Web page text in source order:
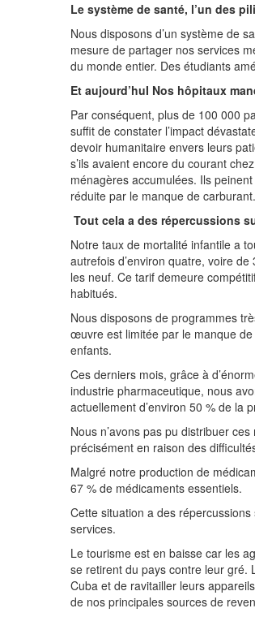
Le système de santé, l’un des
Nous disposons d’un système de
mesure de partager nos services
du monde entier. Des étudiants
Et aujourd’huI Nos hôpitaux
Par conséquent, plus de 100 000
suffit de constater l’impact
devoir humanitaire envers leurs
s’ils avaient encore du courant
ménagères accumulées. Ils
réduite par le manque de
Tout cela a des répercussions
Notre taux de mortalité infantile a
autrefois d’environ quatre, voire
les neuf. Ce tarif demeure
habitués.
Nous disposons de programmes
œuvre est limitée par le manque
enfants.
Ces derniers mois, grâce à
industrie pharmaceutique, nous
actuellement d’environ 50 % de la
Nous n’avons pas pu distribuer
précisément en raison des
Malgré notre production de
67 % de médicaments essentiels.
Cette situation a des
services.
Le tourisme est en baisse car les
se retirent du pays contre leur gré.
Cuba et de ravitailler leurs
de nos principales sources de